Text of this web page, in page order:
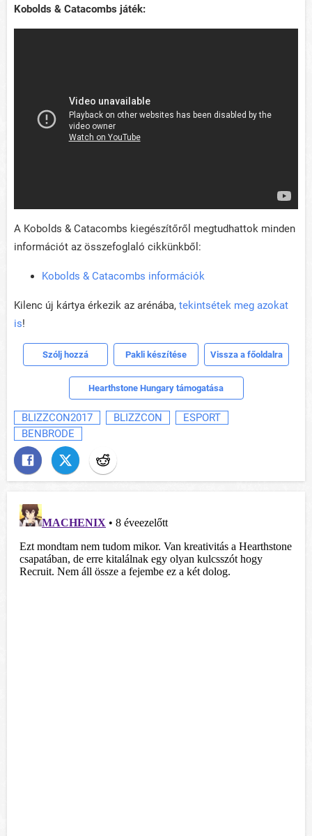
Kobolds & Catacombs játék:
A Kobolds & Catacombs kiegészítőről megtudhattok minden
információt az összefoglaló cikkünkből:
Kobolds & Catacombs információk
Kilenc új kártya érkezik az arénába, tekintsétek meg azokat
is!
Szólj hozzá Pakli készítése Vissza a főoldalra
Hearthstone Hungary támogatása
BLIZZCON2017 BLIZZCON
ESPORT
BENBRODE